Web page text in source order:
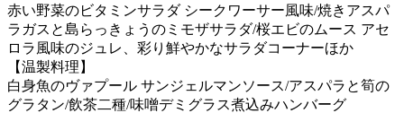
赤い野菜のビタミンサラダ シークワーサー風味/焼きアスパ
ラガスと島らっきょうのミモザサラダ/桜エビのムース アセ
ロラ風味のジュレ、彩り鮮やかなサラダコーナーほか
【温製料理】
白身魚のヴァプール サンジェルマンソース/アスパラと筍の
グラタン/飲茶二種/味噌デミグラス煮込みハンバーグ